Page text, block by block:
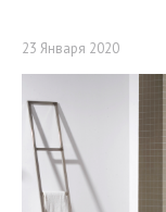
23 Января 2020